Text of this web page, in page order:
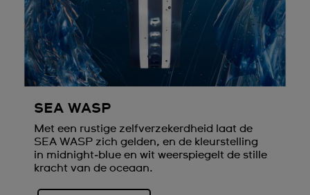
SEA WASP
Met een rustige zelfverzekerdheid laat de
SEA WASP zich gelden, en de kleurstelling
in midnight‑blue en wit weerspiegelt de stille
kracht van de oceaan.